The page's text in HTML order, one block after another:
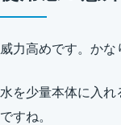
威力高めです。かな
水を少量本体に入
ですね。